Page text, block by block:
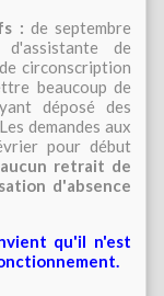
: de septembre
de
circonscription
beaucoup de
déposé des
demandes aux
pour début
retrait de
d'absence
qu'il n'est